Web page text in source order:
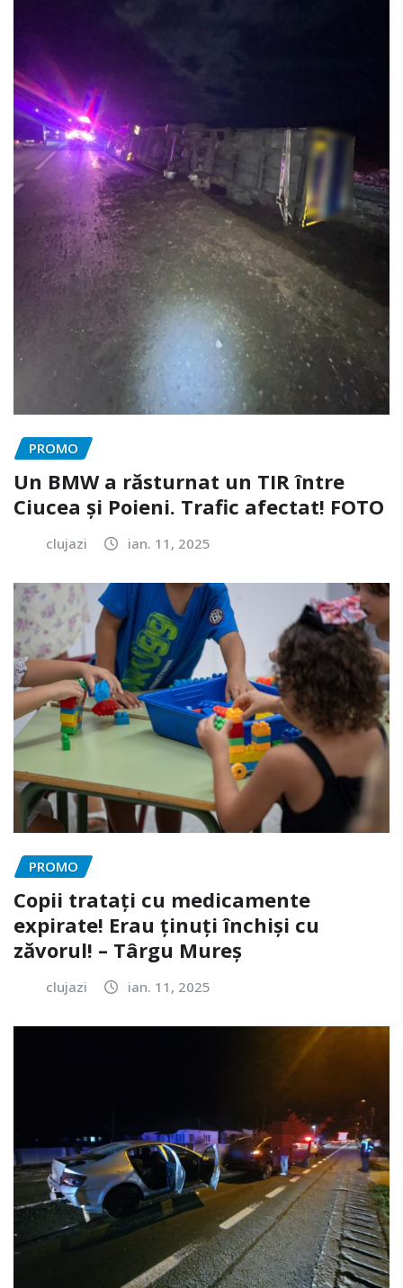
PROMO
Un BMW a răsturnat un TIR între
Ciucea și Poieni. Trafic afectat! FOTO
clujazi ian. 11, 2025
PROMO
Copii tratați cu medicamente
expirate! Erau ținuți închiși cu
zăvorul! – Târgu Mureș
clujazi ian. 11, 2025